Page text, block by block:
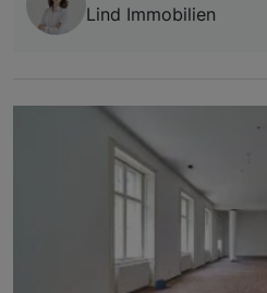
Lind Immobilien